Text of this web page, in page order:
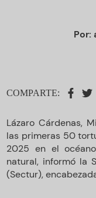
Por:
COMPARTE:
Lázaro Cárdenas,
las primeras 50
2025 en el
natural, informó la
(Sectur),